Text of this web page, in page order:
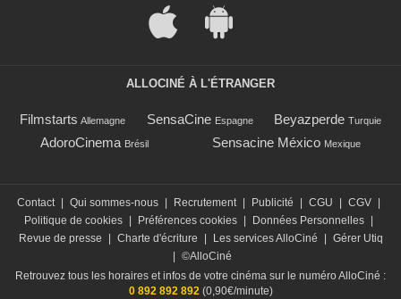
ALLOCINÉ À L'ÉTRANGER
Filmstarts Allemagne SensaCine Espagne Beyazperde Turquie
AdoroCinema Brésil Sensacine México Mexique
Contact Qui sommes-nous Recrutement Publicité CGU CGV
Politique de cookies
Préférences cookies Données Personnelles
Revue de presse
Charte d'écriture Les services AlloCiné
Gérer Utiq
©AlloCiné
Retrouvez tous les horaires et infos de votre cinéma sur le numéro AlloCiné :
0 892 892 892(0,90€/minute)